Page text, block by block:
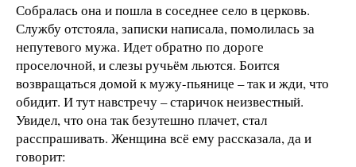
Собралась она и пошла в соседнее село в церковь.
Службу отстояла, записки написала, помолилась за
непутевого мужа. Идет обратно по дороге
проселочной, и слезы ручьём льются. Боится
возвращаться домой к мужу-пьянице – так и жди, что
обидит. И тут навстречу – старичок неизвестный.
Увидел, что она так безутешно плачет, стал
расспрашивать. Женщина всё ему рассказала, да и
говорит: